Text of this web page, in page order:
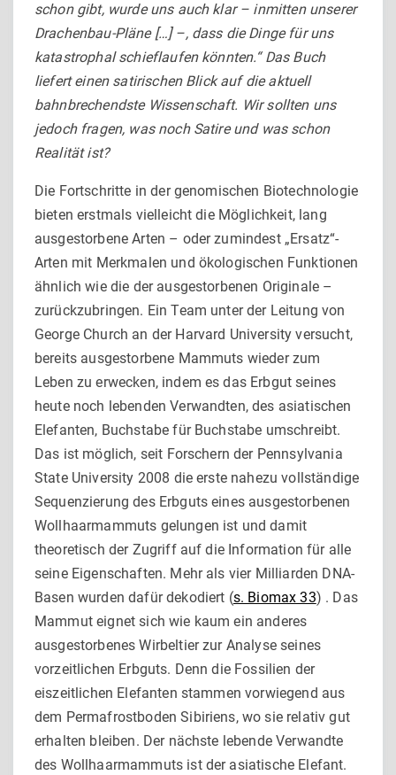
schon gibt, wurde uns auch klar – inmitten unserer
Drachenbau-Pläne […] –, dass die Dinge für uns
katastrophal schieflaufen könnten.“ Das Buch
liefert einen satirischen Blick auf die aktuell
bahnbrechendste Wissenschaft. Wir sollten uns
jedoch fragen, was noch Satire und was schon
Realität ist?
Die Fortschritte in der genomischen Biotechnologie
bieten erstmals vielleicht die Möglichkeit, lang
ausgestorbene Arten – oder zumindest „Ersatz“-
Arten mit Merkmalen und ökologischen Funktionen
ähnlich wie die der ausgestorbenen Originale –
zurückzubringen. Ein Team unter der Leitung von
George Church an der Harvard University versucht,
bereits ausgestorbene Mammuts wieder zum
Leben zu erwecken, indem es das Erbgut seines
heute noch lebenden Verwandten, des asiatischen
Elefanten, Buchstabe für Buchstabe umschreibt.
Das ist möglich, seit Forschern der Pennsylvania
State University 2008 die erste nahezu vollständige
Sequenzierung des Erbguts eines ausgestorbenen
Wollhaarmammuts gelungen ist und damit
theoretisch der Zugriff auf die Information für alle
seine Eigenschaften. Mehr als vier Milliarden DNA-
Basen wurden dafür dekodiert (s. Biomax 33) . Das
Mammut eignet sich wie kaum ein anderes
ausgestorbenes Wirbeltier zur Analyse seines
vorzeitlichen Erbguts. Denn die Fossilien der
eiszeitlichen Elefanten stammen vorwiegend aus
dem Permafrostboden Sibiriens, wo sie relativ gut
erhalten bleiben. Der nächste lebende Verwandte
des Wollhaarmammuts ist der asiatische Elefant.